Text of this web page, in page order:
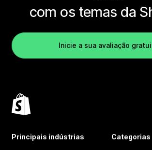
com os temas da
Inicie a sua avaliação
Principais indústrias Categorias